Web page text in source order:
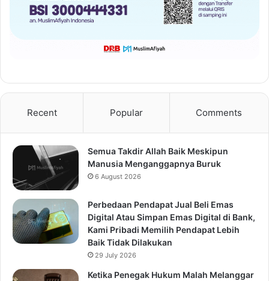
Recent Popular Comments
Semua Takdir Allah Baik Meskipun
Manusia Menganggapnya Buruk
6 August 2026
Perbedaan Pendapat Jual Beli Emas
Digital Atau Simpan Emas Digital di Bank,
Kami Pribadi Memilih Pendapat Lebih
Baik Tidak Dilakukan
29 July 2026
Ketika Penegak Hukum Malah Melanggar